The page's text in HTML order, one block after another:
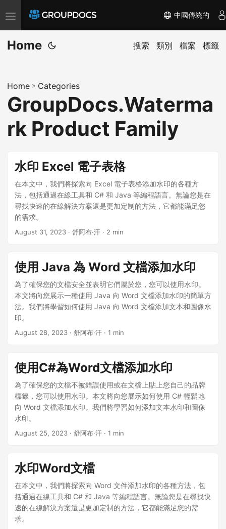
T
o
g
e
n
v
a
中國傳統的
Home 搜索 類別 檔案 標籤
Home » Categories
GroupDocs.Waterma
rk Product Family
水印 Excel 電子表格
在本文中，我們將探索向 Excel 電子表格添加水印的各種方
法，包括通過在線工具和 C# 和 Java 等編程語言。無論您是在
尋找快速的在線解決方案還是更加定制的方法，它都能滿足您
的需求。
August 31, 2023 · 舒阿布·汗 · 2 min
使用 Java 為 Word 文檔添加水印
為了確保您的文檔安全並表明它們屬於您，您可以使用水印。
本文將向您展示一種使用 Java 向 Word 文檔添加水印的簡單方
法。我們將學習如何使用 Java 向 Word 文檔添加文本和圖像水
印。
August 28, 2023 · 舒阿布·汗 · 1 min
使用C#為Word文檔添加水印
為了確保您的文檔不被錯誤使用或在文檔上貼上您自己的品牌
標籤，您可以使用水印。本文將向您展示如何使用 C# 輕鬆地
向 Word 文檔添加水印。我們將學習如何添加文本水印和圖像
水印。
August 25, 2023 · 舒阿布·汗 · 1 min
水印Word文檔
在本文中，我們將探索向 Word 文件添加水印的各種方法，包
括通過在線工具和 C# 和 Java 等編程語言。無論您是在尋找快
速的在線解決方案還是更加定制的方法，它都能滿足您的需
求。